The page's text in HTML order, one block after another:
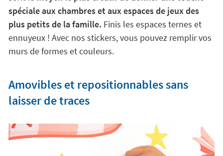
spéciale aux chambres et aux espaces de jeux des
plus petits de la famille. Finis les espaces ternes et
ennuyeux ! Avec nos stickers, vous pouvez remplir vos
murs de formes et couleurs.
Amovibles et repositionnables sans
laisser de traces